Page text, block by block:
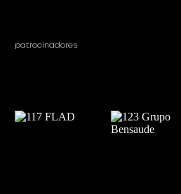
patrocinadores